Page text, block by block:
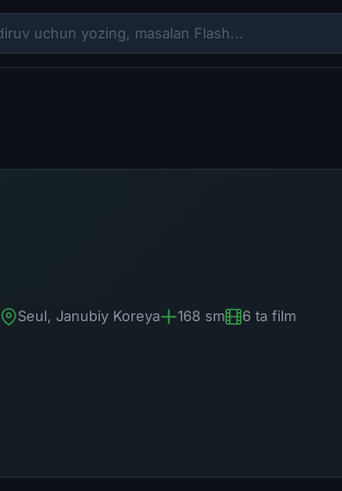
Seul, Janubiy Koreya 168 sm 6 ta film